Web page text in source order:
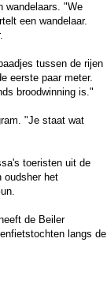
wandelaars. "We
een wandelaar.
tussen de rijen
eerste paar meter.
broodwinning is."
"Je staat wat
toeristen uit de
oudsher het
de Beiler
langs de